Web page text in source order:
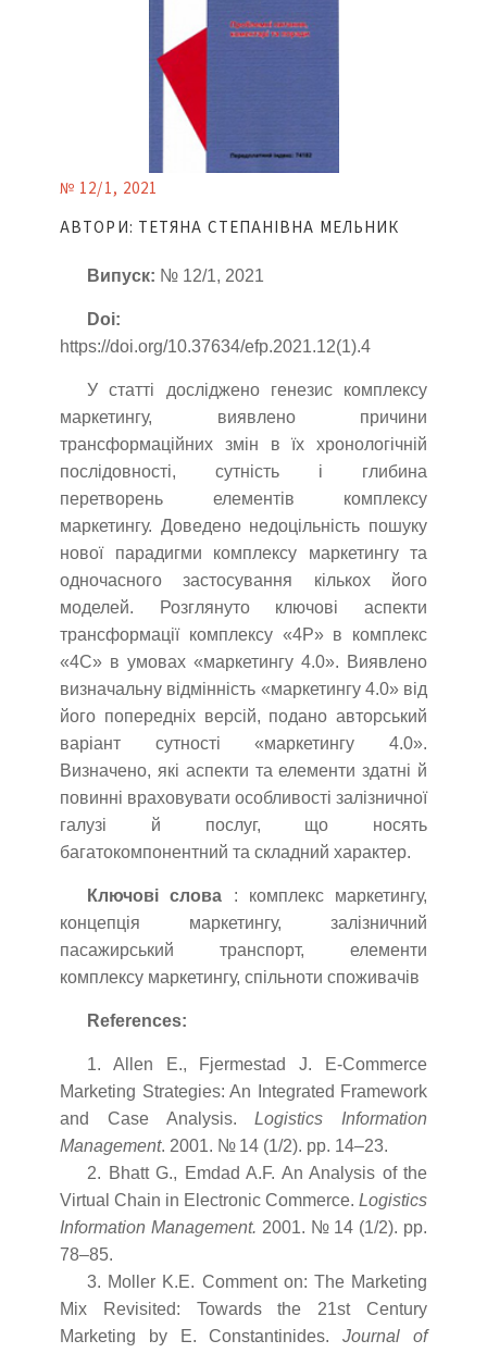
№ 12/1, 2021
АВТОРИ: ТЕТЯНА СТЕПАНІВНА МЕЛЬНИК
Випуск: № 12/1, 2021
Doi:
https://doi.org/10.37634/efp.2021.12(1).4
У статті досліджено генезис комплексу
маркетингу, виявлено причини
трансформаційних змін в їх хронологічній
послідовності, сутність і глибина
перетворень елементів комплексу
маркетингу. Доведено недоцільність пошуку
нової парадигми комплексу маркетингу та
одночасного застосування кількох його
моделей. Розглянуто ключові аспекти
трансформації комплексу «4P» в комплекс
«4C» в умовах «маркетингу 4.0». Виявлено
визначальну відмінність «маркетингу 4.0» від
його попередніх версій, подано авторський
варіант сутності «маркетингу 4.0».
Визначено, які аспекти та елементи здатні й
повинні враховувати особливості залізничної
галузі й послуг, що носять
багатокомпонентний та складний характер.
Ключові слова : комплекс маркетингу,
концепція маркетингу, залізничний
пасажирський транспорт, елементи
комплексу маркетингу, спільноти споживачів
References:
1. Allen E., Fjermestad J. E-Commerce
Marketing Strategies: An Integrated Framework
and Case Analysis.Logistics Information
Management. 2001. № 14 (1/2). pp. 14–23.
2. Bhatt G., Emdad A.F. An Analysis of the
Virtual Chain in Electronic Commerce. Logistics
Information Management. 2001. № 14 (1/2). pp.
78–85.
3. Moller K.E. Comment on: The Marketing
Mix Revisited: Towards the 21st Century
Marketing by E. Constantinides.Journal of